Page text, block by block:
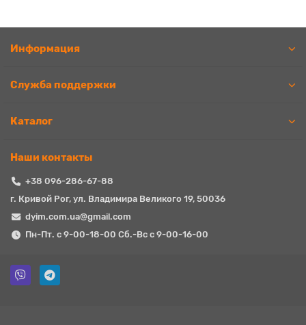
Информация
Служба поддержки
Каталог
Наши контакты
+38 096-286-67-88
г. Кривой Рог, ул. Владимира Великого 19, 50036
dyim.com.ua@gmail.com
Пн-Пт. с 9-00-18-00 Сб.-Вс с 9-00-16-00